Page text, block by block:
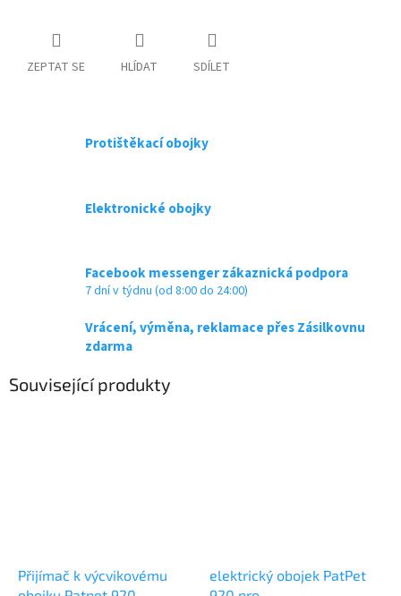
ZEPTAT SE HLÍDAT SDÍLET
Protištěkací obojky
Elektronické obojky
Facebook messenger zákaznická podpora
7 dní v týdnu (od 8:00 do 24:00)
Vrácení, výměna, reklamace přes Zásilkovnu
zdarma
Související produkty
Přijímač k výcvikovému
elektrický obojek PatPet